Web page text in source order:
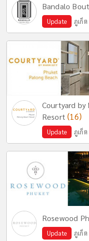
Bandalo
Update ภูเก็
Courtyard
Resort(16)
Update ภูเก็
Rosewood
Update ภูเก็